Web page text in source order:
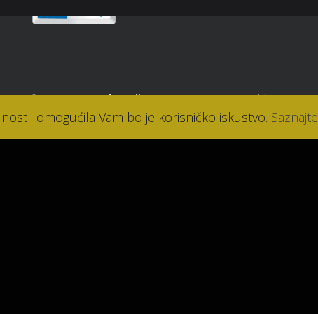
© 1990. - 2026.Parfumerija Lana, Zagreb. Sva prava pridržana.//
i omogućila Vam bolje korisničko iskustvo.